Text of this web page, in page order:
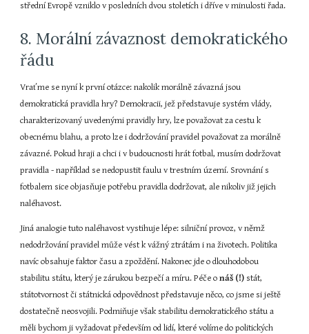
střední Evropě vzniklo v posledních dvou stoletích i dříve v minulosti řada.
8. Morální závaznost demokratického
řádu
Vraťme se nyní k první otázce: nakolik morálně závazná jsou
demokratická pravidla hry? Demokracii, jež představuje systém vlády,
charakterizovaný uvedenými pravidly hry, lze považovat za cestu k
obecnému blahu, a proto lze i dodržování pravidel považovat za morálně
závazné. Pokud hraji a chci i v budoucnosti hrát fotbal, musím dodržovat
pravidla - například se nedopustit faulu v trestním území. Srovnání s
fotbalem sice objasňuje potřebu pravidla dodržovat, ale nikoliv již jejich
naléhavost.
Jiná analogie tuto naléhavost vystihuje lépe: silniční provoz, v němž
nedodržování pravidel může vést k vážný ztrátám i na životech. Politika
navíc obsahuje faktor času a zpoždění. Nakonec jde o dlouhodobou
stabilitu státu, který je zárukou bezpečí a míru. Péče o náš (!) stát,
státotvornost či státnická odpovědnost představuje něco, co jsme si ještě
dostatečně neosvojili. Podmiňuje však stabilitu demokratického státu a
měli bychom ji vyžadovat především od lidí, které volíme do politických